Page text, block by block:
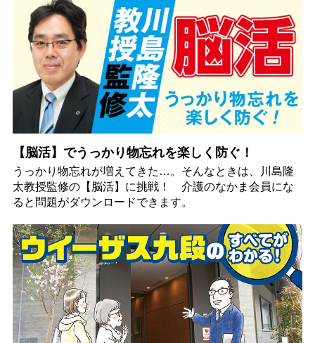
【脳活】でうっかり物忘れを楽しく防ぐ！
うっかり物忘れが増えてきた…。そんなときは、川島隆
太教授監修の【脳活】に挑戦！ 介護のなかま会員にな
ると問題がダウンロードできます。